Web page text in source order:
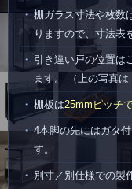
棚ガラス寸法や枚数
りますので、寸法表
引き違い戸の位置は
ます。 （上の写真は
棚板は25mmピッチ
4本脚の先にはガタ
す。
別寸／別仕様での製